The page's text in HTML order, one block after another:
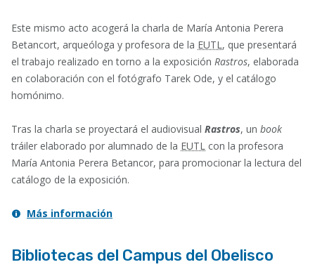
Este mismo acto acogerá la charla de María Antonia Perera
Betancort, arqueóloga y profesora de la EUTL, que presentará
el trabajo realizado en torno a la exposición Rastros, elaborada
en colaboración con el fotógrafo Tarek Ode, y el catálogo
homónimo.
Tras la charla se proyectará el audiovisual Rastros, un book
tráiler elaborado por alumnado de la EUTL con la profesora
María Antonia Perera Betancor, para promocionar la lectura del
catálogo de la exposición.
Más información
Bibliotecas del Campus del Obelisco